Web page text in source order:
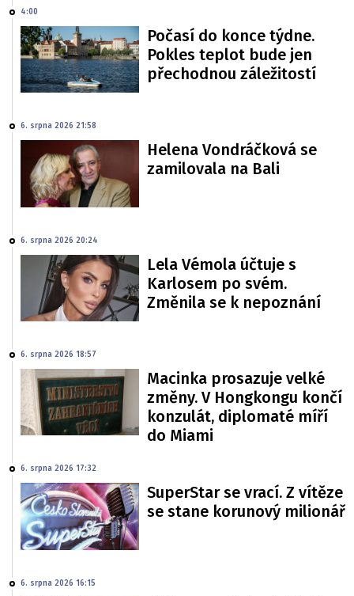
4:00
Počasí do konce týdne.
Pokles teplot bude jen
přechodnou záležitostí
6. srpna 2026 21:58
Helena Vondráčková se
zamilovala na Bali
6. srpna 2026 20:24
Lela Vémola účtuje s
Karlosem po svém.
Změnila se k nepoznání
6. srpna 2026 18:57
Macinka prosazuje velké
změny. V Hongkongu končí
konzulát, diplomaté míří
do Miami
6. srpna 2026 17:32
SuperStar se vrací. Z vítěze
se stane korunový milionář
6. srpna 2026 16:15